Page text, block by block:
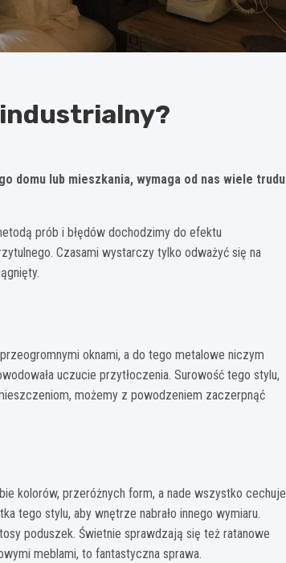
industrialny?
domu lub mieszkania, wymaga od nas wiele trudu
prób i błędów dochodzimy do efektu
Czasami wystarczy tylko odważyć się na
oknami, a do tego metalowe niczym
uczucie przytłoczenia. Surowość tego stylu,
możemy z powodzeniem zaczerpnąć
kolorów, przeróżnych form, a nade wszystko cechuje
tego stylu, aby wnętrze nabrało innego wymiaru.
poduszek. Świetnie sprawdzają się też ratanowe
meblami, to fantastyczna sprawa.